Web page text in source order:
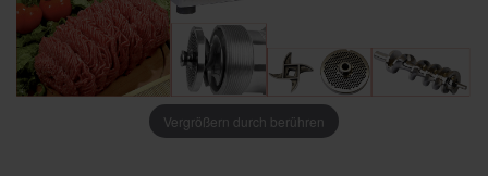
Vergrößern durch berühren